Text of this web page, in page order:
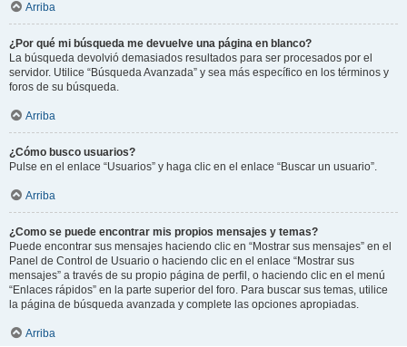
Arriba
¿Por qué mi búsqueda me devuelve una página en blanco?
La búsqueda devolvió demasiados resultados para ser procesados por el
servidor. Utilice “Búsqueda Avanzada” y sea más específico en los términos y
foros de su búsqueda.
Arriba
¿Cómo busco usuarios?
Pulse en el enlace “Usuarios” y haga clic en el enlace “Buscar un usuario”.
Arriba
¿Como se puede encontrar mis propios mensajes y temas?
Puede encontrar sus mensajes haciendo clic en “Mostrar sus mensajes” en el
Panel de Control de Usuario o haciendo clic en el enlace “Mostrar sus
mensajes” a través de su propio página de perfil, o haciendo clic en el menú
“Enlaces rápidos” en la parte superior del foro. Para buscar sus temas, utilice
la página de búsqueda avanzada y complete las opciones apropiadas.
Arriba